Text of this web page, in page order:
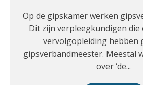
Op de gipskamer werken
Dit zijn verpleegkundigen die
vervolgopleiding hebben
gipsverbandmeester. Meestal
over ‘de...